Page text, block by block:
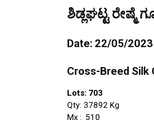
ಶಿಡ್ಲಘಟ್ಟ ರೇಷ್ಮೆ
Date: 22/05/2023
Cross-Breed Silk
Lots: 703
Qty: 37892 Kg
Mx : ₹ 510